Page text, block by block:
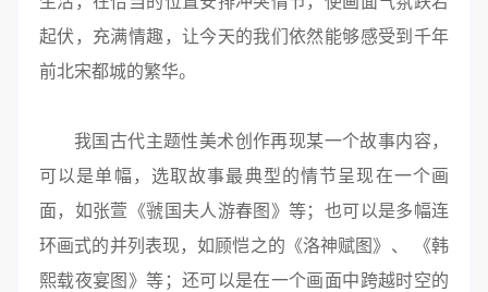
起伏，充满情趣，让今天的我们依然能够感受到千年
前北宋都城的繁华。
我国古代主题性美术创作再现某一个故事内容，
可以是单幅，选取故事最典型的情节呈现在一个画
面，如张萱《虢国夫人游春图》等；也可以是多幅连
环画式的并列表现，如顾恺之的《洛神赋图》、 《韩
熙载夜宴图》等；还可以是在一个画面中跨越时空的